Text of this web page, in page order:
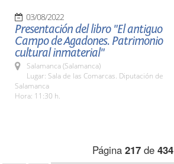
03/08/2022
Presentación del libro "El antiguo
Campo de Agadones. Patrimonio
cultural inmaterial"
Salamanca (Salamanca)
Lugar: Sala de las Comarcas. Diputación de
Salamanca
Hora: 11:30 h.
Página 217de 434